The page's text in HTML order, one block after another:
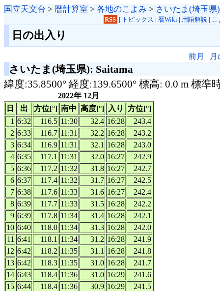
国立天文台 > 暦計算室 > 各地のこよみ > さいたま(埼玉県)
RSS | トピックス | 暦Wiki| 用語解説| こ
日の出入り
前月 |
さいたま(埼玉県): Saitama
緯度:35.8500° 経度:139.6500° 標高: 0.0 m 標準
2022年 12月
日
出 方位[°] 南中 高度[°] 入り
方位[°]
1 6:32 116.5 11:30 32.4 16:28
243.4
2 6:33 116.7 11:31 32.2 16:28
243.2
3 6:34 116.9 11:31 32.1 16:28
243.0
4 6:35 117.1 11:31 32.0 16:27
242.9
5 6:36 117.2 11:32 31.8 16:27
242.7
6 6:37 117.4 11:32 31.7 16:27
242.5
7 6:38 117.6 11:33 31.6 16:27
242.4
8 6:39 117.7 11:33 31.5 16:28
242.2
9 6:39 117.8 11:34 31.4 16:28
242.1
10 6:40 118.0 11:34 31.3 16:28
242.0
11 6:41 118.1 11:34 31.2 16:28
241.9
12 6:42 118.2 11:35 31.1 16:28
241.8
13 6:42 118.3 11:35 31.0 16:28
241.7
14 6:43 118.4 11:36 31.0 16:29
241.6
15 6:44 118.4 11:36 30.9 16:29
241.5